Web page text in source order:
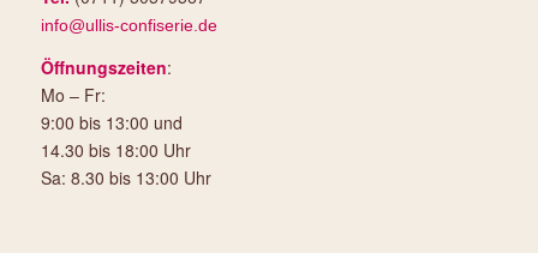
info@ullis-confiserie.de
Öffnungszeiten:
Mo – Fr:
9:00 bis 13:00 und
14.30 bis 18:00 Uhr
Sa: 8.30 bis 13:00 Uhr